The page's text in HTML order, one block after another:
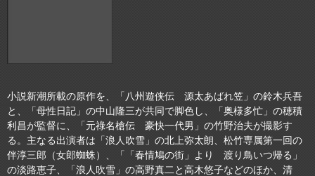
小説新潮所載の原作を、「八州遊侠伝 源太あばれ笠」の鈴木兵吾
と、「母性日記」の中山隆三が共同で脚色し、「奥様多忙」の穂積
利昌が監督に、「元祿名槍伝 豪快一代男」の竹野治夫が撮影す
る。主なる出演者は「浪人吹雪」の北上弥太朗、松竹専属第一回の
伴淳三郎（女郎蜘蛛）、「「春情鳩の街」より 渡り鳥いつ帰る」
の淡路恵子、「浪人吹雪」の高野真二と高木悠子などのほか、清